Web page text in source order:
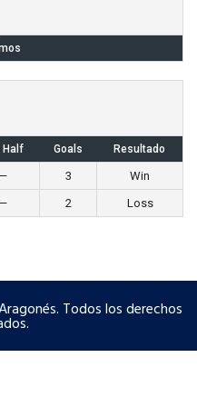
Half Goals Resultado
— 3
Win
— 2 Loss
Todos los derechos